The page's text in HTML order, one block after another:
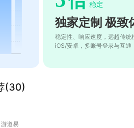
稳定
独家定制 极致
稳定性、响应速度，远超传统
iOS/安卓，多账号登录与互通
(30)
游道易